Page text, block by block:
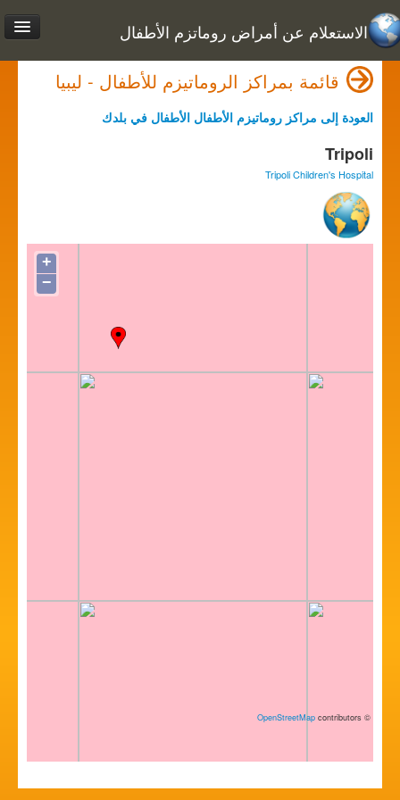
الاستعلام عن أمراض روماتزم الأطفال
قائمة بمراكز الروماتيزم للأطفال - ‏ليبيا
العودة إلى مراكز روماتيزم الأطفال الأطفال في بلدك
Tripoli
Tripoli Children's Hospital
+
−
©
OpenStreetMap contributors